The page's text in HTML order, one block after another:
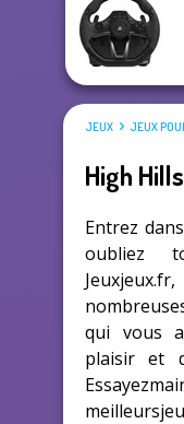
JEUX JEUX
High Hills
Entrez
oubliez
qui vous
plaisir et